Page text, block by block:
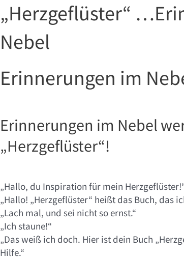
„Herzgeflüster“
Nebel
Erinnerungen im
Erinnerungen im Nebel
„Herzgeflüster“!
„Hallo, du Inspiration für mein
„Hallo! „Herzgeflüster“ heißt das Buch, das
„Lach mal, und sei nicht so ernst.“
„Ich staune!“
„Das weiß ich doch. Hier ist dein Buch
Hilfe.“